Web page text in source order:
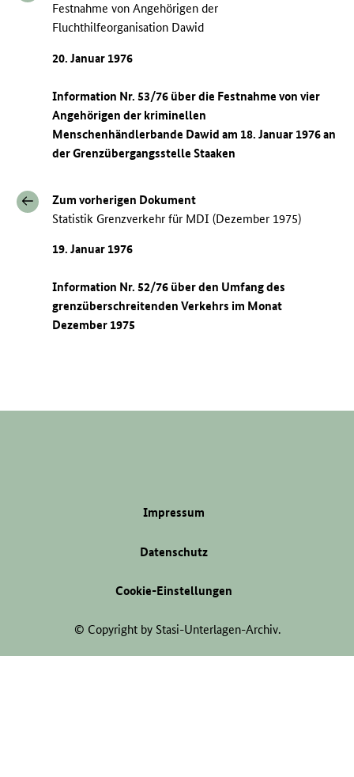
Festnahme von Angehörigen der
Fluchthilfeorganisation Dawid
20. Januar 1976
Information Nr. 53/76 über die Festnahme von vier
Angehörigen der kriminellen
Menschenhändlerbande Dawid am 18. Januar 1976 an
der Grenzübergangsstelle Staaken
Zum vorherigen Dokument
Statistik Grenzverkehr für MDI (Dezember 1975)
19. Januar 1976
Information Nr. 52/76 über den Umfang des
grenzüberschreitenden Verkehrs im Monat
Dezember 1975
Impressum
Datenschutz
Cookie-Einstellungen
© Copyright by Stasi-Unterlagen-Archiv.